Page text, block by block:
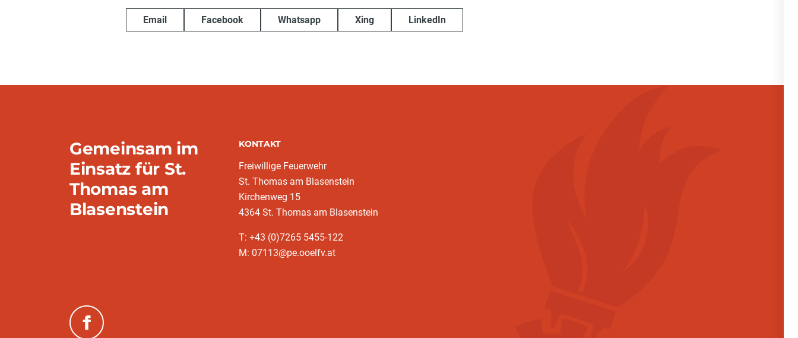
Email Facebook Whatsapp Xing LinkedIn
Gemeinsam im
Einsatz für St.
Thomas am
Blasenstein
KONTAKT
Freiwillige Feuerwehr
St. Thomas am Blasenstein
Kirchenweg 15
4364 St. Thomas am Blasenstein
T: +43 (0)7265 5455-122
M: 07113@pe.ooelfv.at
(neues Fenster)